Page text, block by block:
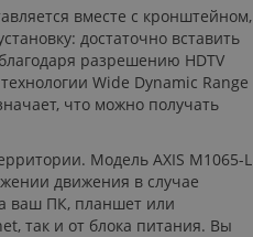
вместе с кронштейном,
достаточно вставить
разрешению HDTV
Wide Dynamic Range
что можно получать
Модель AXIS M1065-L
движения в случае
ваш ПК, планшет или
так и от блока питания. Вы